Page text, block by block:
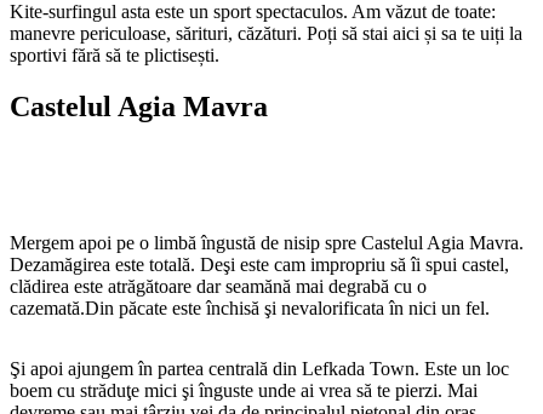
Kite-surfingul asta este un sport spectaculos. Am văzut de toate:
manevre periculoase, sărituri, căzături. Poți să stai aici și sa te uiți la
sportivi fără să te plictisești.
Castelul Agia Mavra
Mergem apoi pe o limbă îngustă de nisip spre Castelul Agia Mavra.
Dezamăgirea este totală. Deşi este cam impropriu să îi spui castel,
clădirea este atrăgătoare dar seamănă mai degrabă cu o
cazemată.Din păcate este închisă şi nevalorificata în nici un fel.
Şi apoi ajungem în partea centrală din Lefkada Town. Este un loc
boem cu străduţe mici şi înguste unde ai vrea să te pierzi. Mai